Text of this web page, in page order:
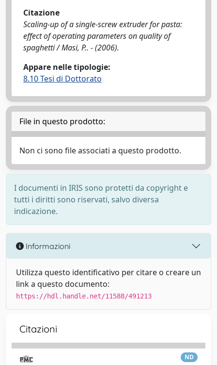
Citazione
Scaling-up of a single-screw extruder for pasta:
effect of operating parameters on quality of
spaghetti / Masi, P.. - (2006).
Appare nelle tipologie:
8.10 Tesi di Dottorato
File in questo prodotto:
Non ci sono file associati a questo prodotto.
I documenti in IRIS sono protetti da copyright e
tutti i diritti sono riservati, salvo diversa
indicazione.
Informazioni
Utilizza questo identificativo per citare o creare un
link a questo documento:
https://hdl.handle.net/11588/491213
Citazioni
ND